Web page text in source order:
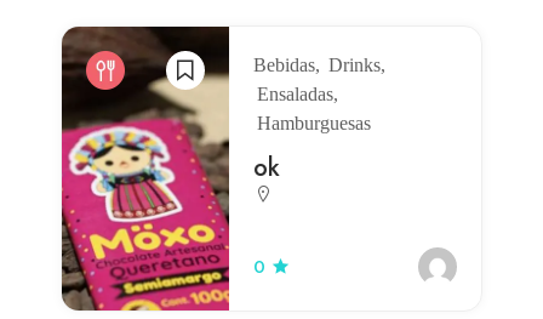
Bebidas
Drinks
Ensaladas
Hamburguesas
ok
0